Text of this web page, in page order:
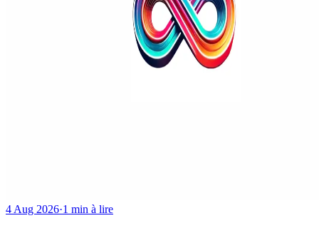
4 Aug 2026·1 min à lire